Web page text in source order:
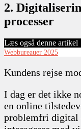
2.
processer
Læs også denne artikel
Webbureauer 2025
Kundens rejse
I dag er det ikke
en online
problemfri digital